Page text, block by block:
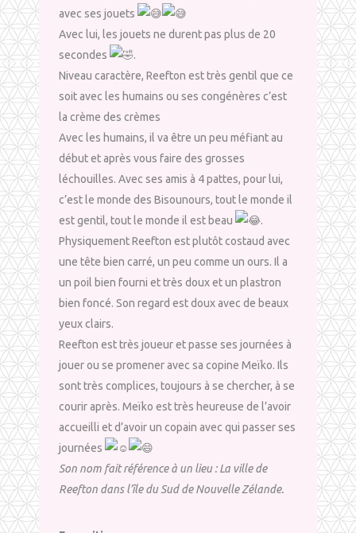
avec ses jouets
Avec lui, les jouets ne durent pas plus de 20
secondes
.
Niveau caractère, Reefton est très gentil que ce
soit avec les humains ou ses congénères c’est
la crème des crèmes
Avec les humains, il va être un peu méfiant au
début et après vous faire des grosses
léchouilles. Avec ses amis à 4 pattes, pour lui,
c’est le monde des Bisounours, tout le monde il
est gentil, tout le monde il est beau
.
Physiquement Reefton est plutôt costaud avec
une tête bien carré, un peu comme un ours. Il a
un poil bien fourni et très doux et un plastron
bien foncé. Son regard est doux avec de beaux
yeux clairs.
Reefton est très joueur et passe ses journées à
jouer ou se promener avec sa copine Meïko. Ils
sont très complices, toujours à se chercher, à se
courir après. Meïko est très heureuse de l’avoir
accueilli et d’avoir un copain avec qui passer ses
journées
Son nom fait référence à un lieu : La ville de
Reefton dans l’île du Sud de Nouvelle Zélande.